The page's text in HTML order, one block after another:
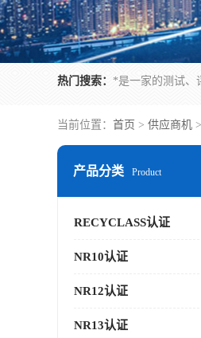
热门搜索：
当前位置： 首页 > 供应商机 >
产品分类 Product
RECYCLASS认证
NR10认证
NR12认证
NR13认证